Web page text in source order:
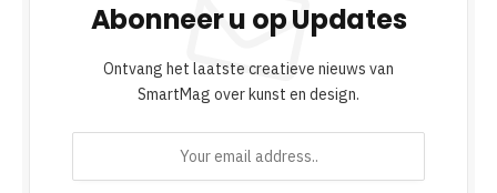
Abonneer u op Updates
Ontvang het laatste creatieve nieuws van
SmartMag over kunst en design.